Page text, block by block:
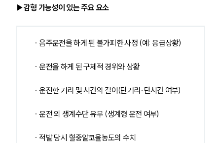
▶감형 가능성이 있는 주요 요소
∙ 음주운전을 하게 된 불가피한 사정 (예: 응급상황)
∙ 운전을 하게 된 구체적 경위와 상황
∙ 운전한 거리 및 시간의 길이(단거리·단시간 여부)
∙ 운전 외 생계수단 유무 (생계형 운전 여부)
∙ 적발 당시 혈중알코올농도의 수치